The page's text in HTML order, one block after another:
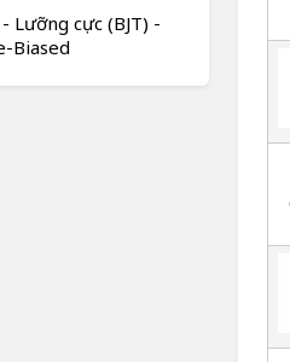
Lưỡng cực (BJT) -
Biased